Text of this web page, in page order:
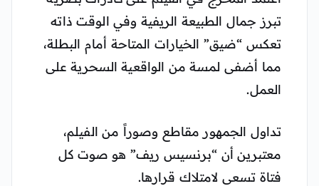
تبرز جمال الطبيعة الريفية وفي الوقت ذاته
تعكس “ضيق” الخيارات المتاحة أمام البطلة،
مما أضفى لمسة من الواقعية السحرية على
العمل.
تداول الجمهور مقاطع وصوراً من الفيلم،
معتبرين أن “برنسيس ريف” هو صوت كل
فتاة تسعى لامتلاك قرارها.